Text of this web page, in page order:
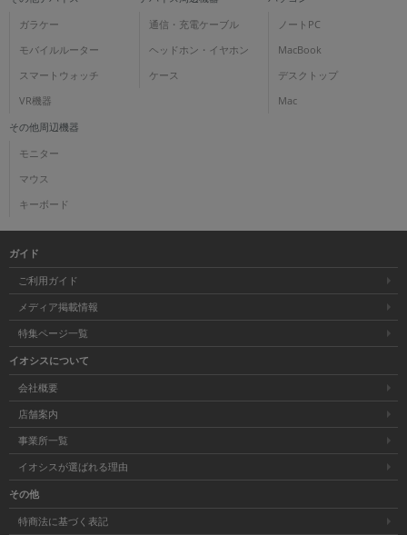
ガラケー
モバイルルーター
スマートウォッチ
VR機器
通信・充電ケーブル
ヘッドホン・イヤホン
ケース
ノートPC
MacBook
デスクトップ
Mac
その他周辺機器
モニター
マウス
キーボード
ガイド
ご利用ガイド
メディア掲載情報
特集ページ一覧
イオシスについて
会社概要
店舗案内
事業所一覧
イオシスが選ばれる理由
その他
特商法に基づく表記